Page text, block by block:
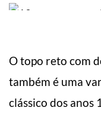
O topo reto com
também é uma
clássico dos anos